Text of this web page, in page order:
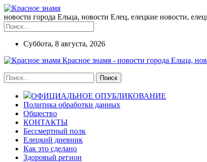
новости города Ельца, новости Елец, елецкие новости,
Суббота, 8 августа, 2026
Красное знамя - новости города Ельца,
ОФИЦИАЛЬНОЕ ОПУБЛИКОВАНИЕ
Политика обработки данных
Общество
КОНТАКТЫ
Бессмертный полк
Елецкий дневник
Как это сделано
Здоровый регион